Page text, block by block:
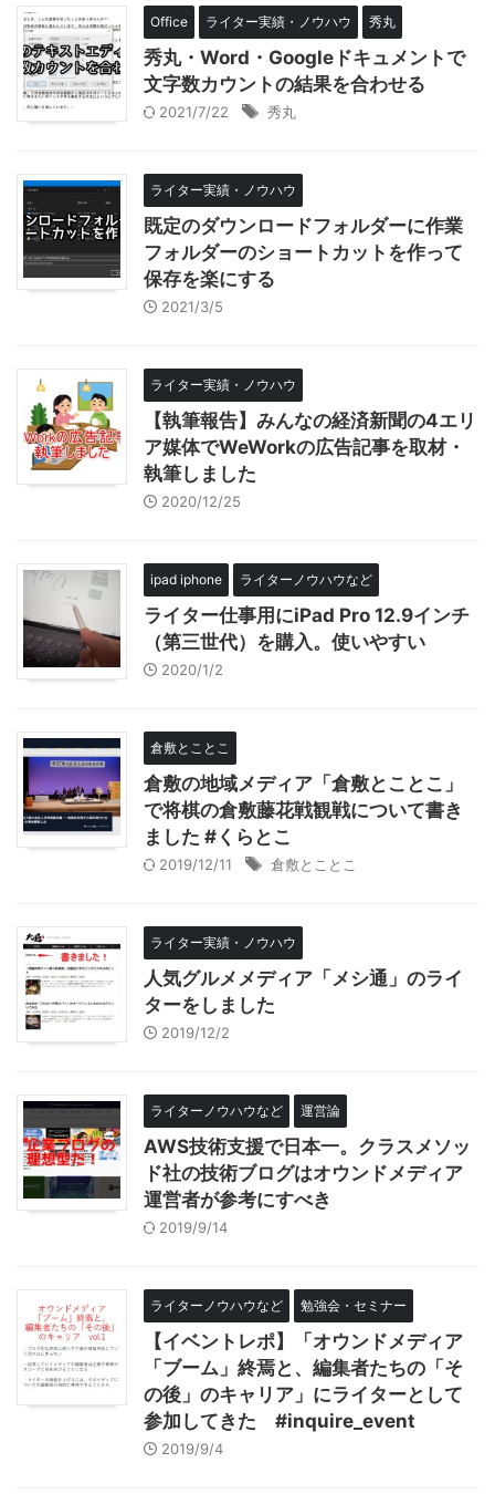
Office ライター実績・ノウハウ 秀丸
秀丸・Word・Googleドキュメントで
文字数カウントの結果を合わせる
2021/7/22 秀丸
ライター実績・ノウハウ
既定のダウンロードフォルダーに作業
フォルダーのショートカットを作って
保存を楽にする
2021/3/5
ライター実績・ノウハウ
【執筆報告】みんなの経済新聞の4エリ
ア媒体でWeWorkの広告記事を取材・
執筆しました
2020/12/25
ipad iphone ライターノウハウなど
ライター仕事用にiPad Pro 12.9インチ
（第三世代）を購入。使いやすい
2020/1/2
倉敷とことこ
倉敷の地域メディア「倉敷とことこ」
で将棋の倉敷藤花戦観戦について書き
ました #くらとこ
2019/12/11 倉敷とことこ
ライター実績・ノウハウ
人気グルメメディア「メシ通」のライ
ターをしました
2019/12/2
ライターノウハウなど 運営論
AWS技術支援で日本一。クラスメソッ
ド社の技術ブログはオウンドメディア
運営者が参考にすべき
2019/9/14
ライターノウハウなど 勉強会・セミナー
【イベントレポ】「オウンドメディア
「ブーム」終焉と、編集者たちの「そ
の後」のキャリア」にライターとして
参加してきた #inquire_event
2019/9/4